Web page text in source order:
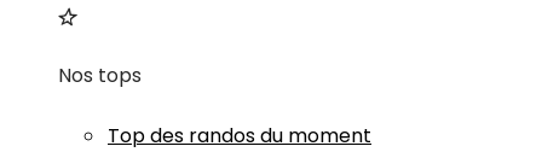
Nos tops
Top des randos du moment